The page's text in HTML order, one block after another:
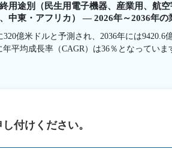
用途別（民生用電子機器、産業用、航
中東・アフリカ） — 2026年～2036年の
億米ドルと予測され、2036年には9420.6
平均成長率（CAGR）は36％となっていま
付けください。